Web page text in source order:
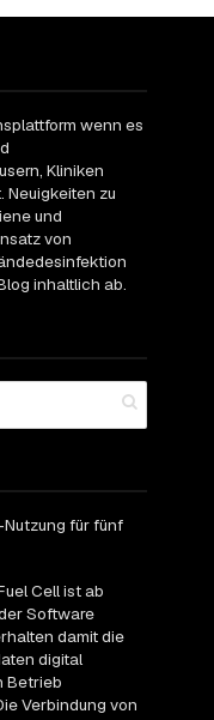
wenn es
Kliniken
zu
und
von
inhaltlich ab.
Nutzung für fünf
Cell ist ab
Software
damit die
digital
Betrieb
Verbindung von